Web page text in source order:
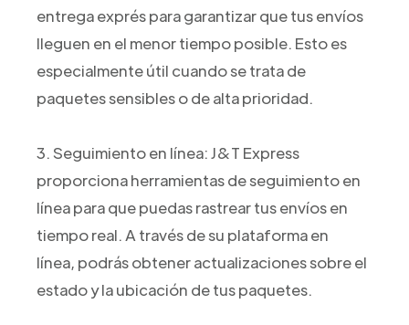
entrega exprés para garantizar que tus envíos
lleguen en el menor tiempo posible. Esto es
especialmente útil cuando se trata de
paquetes sensibles o de alta prioridad.
3. Seguimiento en línea: J&T Express
proporciona herramientas de seguimiento en
línea para que puedas rastrear tus envíos en
tiempo real. A través de su plataforma en
línea, podrás obtener actualizaciones sobre el
estado y la ubicación de tus paquetes.